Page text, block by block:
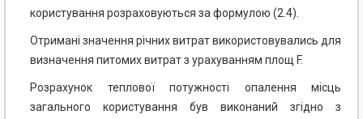
користування розраховуються за формулою (2.4).
Отримані значення річних витрат використовувались для
визначення питомих витрат з урахуванням площ F.
Розрахунок теплової потужності опалення місць
загального користування був виконаний згідно з